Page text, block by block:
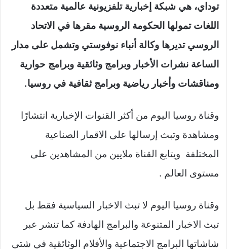
توداي، هي شبكة إخبارية تلفزيونية عالمية متعددة
اللغات تمولها الحكومة الروسية مقرها في الاتحاد
الروسي تديرها وكالة أنباء نوفوستي وتشمل على مدار
الساعة نشرات الأخبار وبرامج وثائقية وبرامج حوارية
ومناقشات وأخبار رياضية وبرامج ثقافية في روسيا.
وقناة روسيا اليوم من أكثر القنوات الإخبارية انتشارًا
ومشاهدة وتبث إرسالها على الاقمار الصناعية
المختلفة ويتابع القناة ملايين من المشاهدين على
مستوى العالم .
وقناة روسيا اليوم لا تبث الاخبار السياسية فقط بل
تبث الاخبار المتنوعة والبرامج الهادفة كما تنشر عبر
شاشاتها البرامج الاجتماعية والأفلام الوثائقية في شتى